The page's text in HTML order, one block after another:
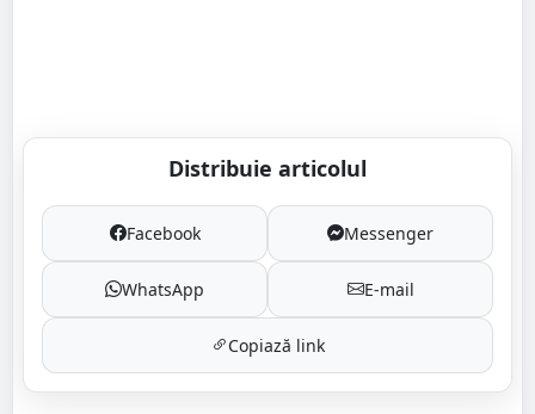
Distribuie articolul
Facebook Messenger
WhatsApp E-mail
Copiază link